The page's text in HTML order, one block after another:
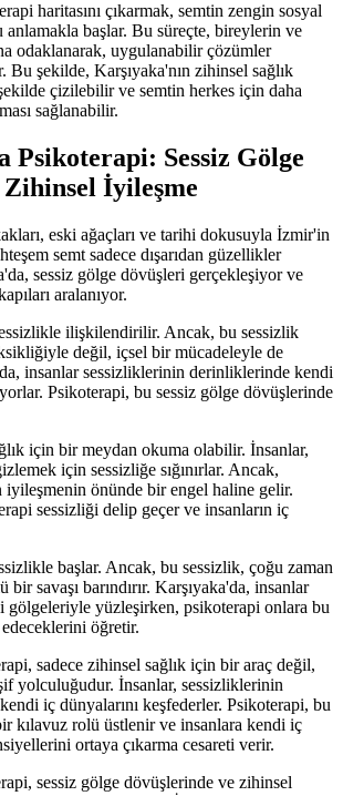
haritasını çıkarmak, semtin zengin sosyal
başlar. Bu süreçte, bireylerin ve
odaklanarak, uygulanabilir çözümler
Bu şekilde, Karşıyaka'nın zihinsel sağlık
çizilebilir ve semtin herkes için daha
sağlanabilir.
Psikoterapi: Sessiz Gölge
İyileşme
eski ağaçları ve tarihi dokusuyla İzmir'in
semt sadece dışarıdan güzellikler
sessiz gölge dövüşleri gerçekleşiyor ve
aralanıyor.
ilişkilendirilir. Ancak, bu sessizlik
değil, içsel bir mücadeleyle de
insanlar sessizliklerinin derinliklerinde kendi
Psikoterapi, bu sessiz gölge dövüşlerinde
için bir meydan okuma olabilir. İnsanlar,
için sessizliğe sığınırlar. Ancak,
iyileşmenin önünde bir engel haline gelir.
sessizliği delip geçer ve insanların iç
başlar. Ancak, bu sessizlik, çoğu zaman
savaşı barındırır. Karşıyaka'da, insanlar
gölgeleriyle yüzleşirken, psikoterapi onlara bu
öğretir.
sadece zihinsel sağlık için bir araç değil,
yolculuğudur. İnsanlar, sessizliklerinin
iç dünyalarını keşfederler. Psikoterapi, bu
kılavuz rolü üstlenir ve insanlara kendi iç
ortaya çıkarma cesareti verir.
sessiz gölge dövüşlerinde ve zihinsel